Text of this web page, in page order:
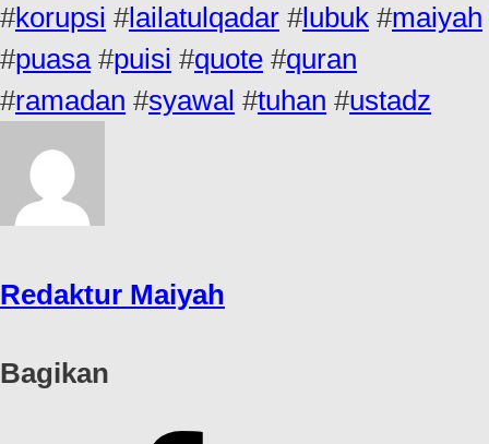
#korupsi #lailatulqadar #lubuk #maiyah
#puasa#puisi #quote #quran
#ramadan #syawal #tuhan #ustadz
Redaktur Maiyah
Bagikan